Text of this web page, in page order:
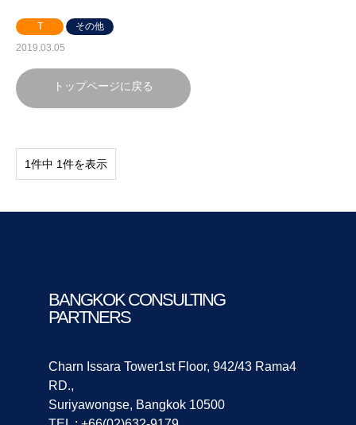
T
その他
2019.03.05
トップページに戻る
1件中 1件を表示
BANGKOK CONSULTING
PARTNERS
Charn Issara Tower1st Floor, 942/43 Rama4
RD.,
Suriyawongse, Bangkok 10500